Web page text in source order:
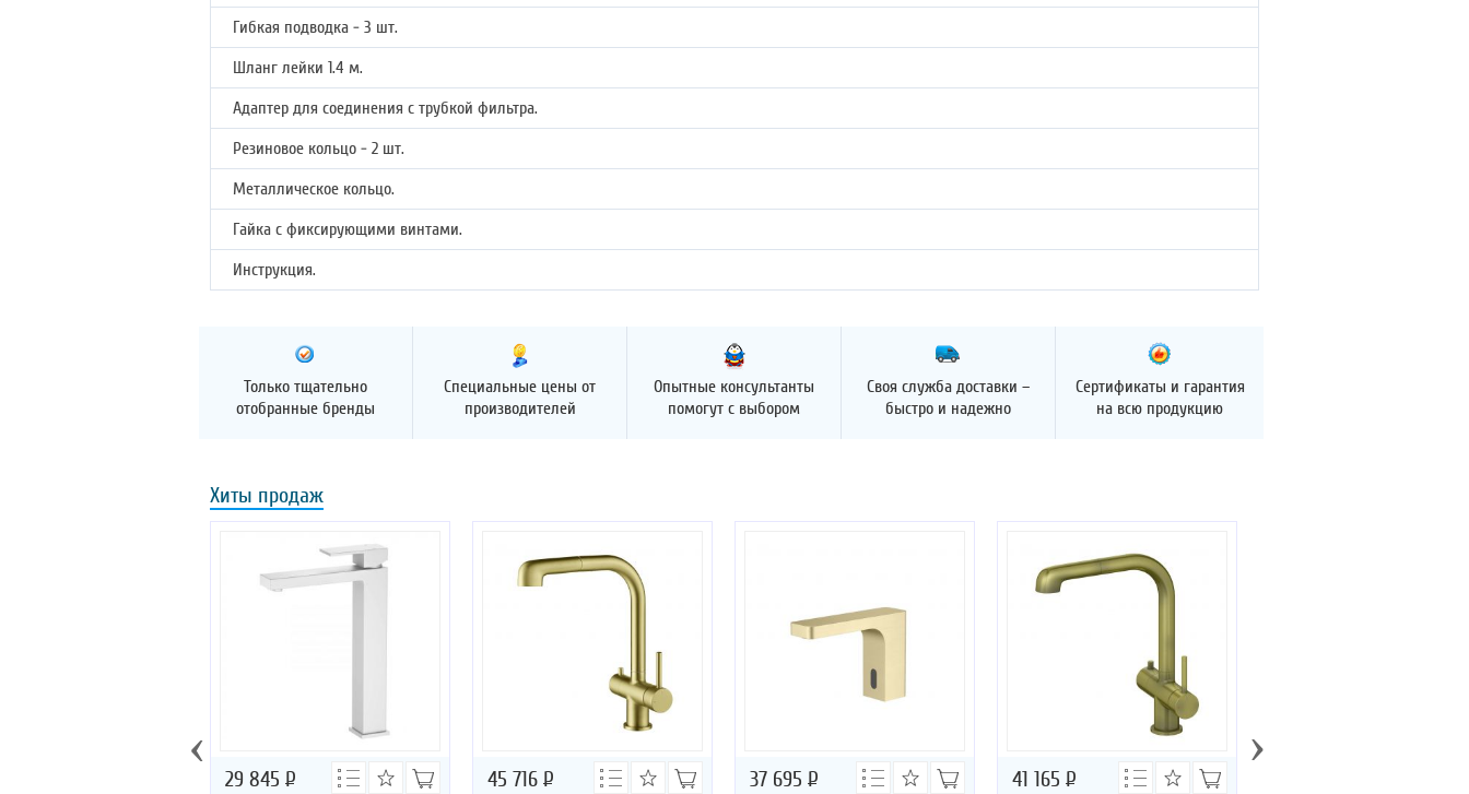
Гибкая подводка - 3 шт.
Шланг лейки 1.4 м.
Адаптер для соединения с трубкой фильтра.
Резиновое кольцо - 2 шт.
Металлическое кольцо.
Гайка с фиксирующими винтами.
Инструкция.
Только тщательно
отобранные бренды
Специальные цены от
производителей
Опытные консультанты
помогут с выбором
Своя служба доставки –
быстро и надежно
Сертификаты и гарантия
на всю продукцию
Хиты продаж
29 845 Р 45 716 Р 37 695 Р 41 165 Р
‹ ›